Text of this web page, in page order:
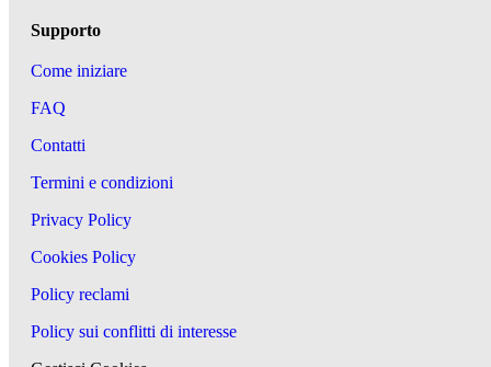
Supporto
Come iniziare
FAQ
Contatti
Termini e condizioni
Privacy Policy
Cookies Policy
Policy reclami
Policy sui conflitti di interesse